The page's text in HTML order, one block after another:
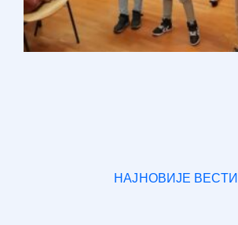
НАЈНОВИЈЕ ВЕСТИ